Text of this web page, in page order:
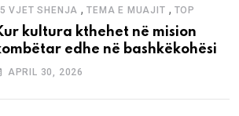
VJET SHENJA ,TEMA E MUAJIT , TOP
kultura kthehet në mision
edhe në bashkëkohësi
APRIL 30, 2026